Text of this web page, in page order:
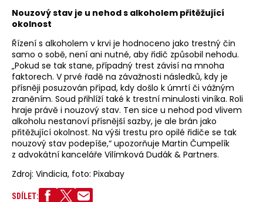
Nouzový stav je u nehod s alkoholem přitěžující
okolnost
Řízení s alkoholem v krvi je hodnoceno jako trestný čin
samo o sobě, není ani nutné, aby řidič způsobil nehodu.
„Pokud se tak stane, případný trest závisí na mnoha
faktorech. V prvé řadě na závažnosti následků, kdy je
přísněji posuzován případ, kdy došlo k úmrtí či vážným
zraněním. Soud přihlíží také k trestní minulosti viníka. Roli
hraje právě i nouzový stav. Ten sice u nehod pod vlivem
alkoholu nestanoví přísnější sazby, je ale brán jako
přitěžující okolnost. Na výši trestu pro opilé řidiče se tak
nouzový stav podepíše,“ upozorňuje Martin Čumpelík
z advokátní kanceláře Vilímková Dudák & Partners.
Zdroj: Vindicia, foto: Pixabay
SDÍLET: